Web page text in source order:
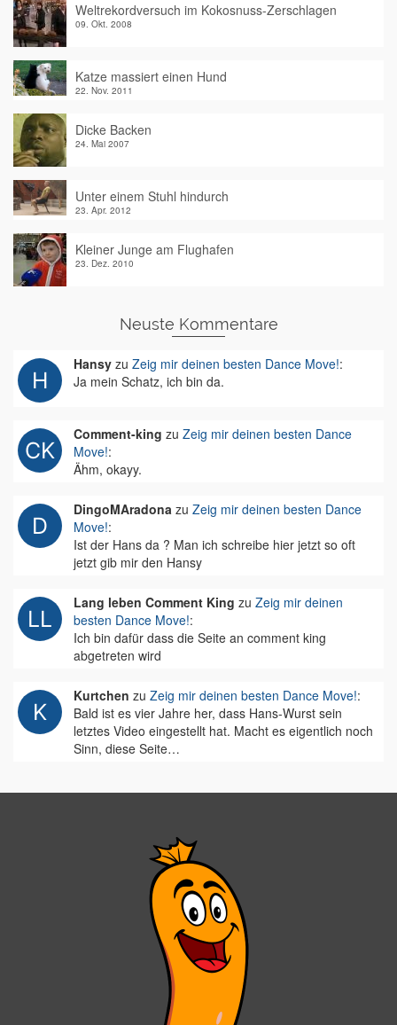
Weltrekordversuch im Kokosnuss-Zerschlagen
09. Okt. 2008
Katze massiert einen Hund
22. Nov. 2011
Dicke Backen
24. Mai 2007
Unter einem Stuhl hindurch
23. Apr. 2012
Kleiner Junge am Flughafen
23. Dez. 2010
Neuste Kommentare
Hansy zu Zeig mir deinen besten Dance Move!:
Ja mein Schatz, ich bin da.
Comment-king zu Zeig mir deinen besten Dance
Move!:
Ähm, okayy.
DingoMAradona zu Zeig mir deinen besten Dance
Move!:
Ist der Hans da ? Man ich schreibe hier jetzt so oft
jetzt gib mir den Hansy
Lang leben Comment King zu Zeig mir deinen
besten Dance Move!:
Ich bin dafür dass die Seite an comment king
abgetreten wird
Kurtchen zu Zeig mir deinen besten Dance Move!:
Bald ist es vier Jahre her, dass Hans-Wurst sein
letztes Video eingestellt hat. Macht es eigentlich noch
Sinn, diese Seite…